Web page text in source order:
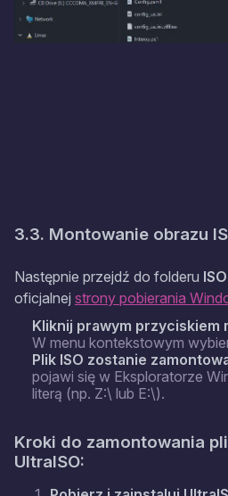
3.3. Montowanie obrazu
Następnie przejdź do folderu ISO
oficjalnej strony pobierania
Kliknij prawym przyciskiem
W menu kontekstowym
Plik ISO zostanie
pojawi się w Eksploratorze
literą (np. Z:\ lub E:\).
Kroki do zamontowania
UltraISO: